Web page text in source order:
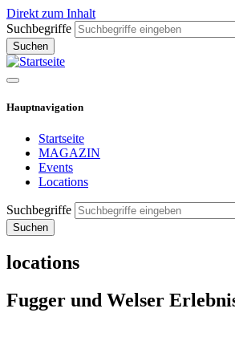
Direkt zum Inhalt
Suchbegriffe
Hauptnavigation
Startseite
MAGAZIN
Events
Locations
Suchbegriffe
locations
Fugger und Welser